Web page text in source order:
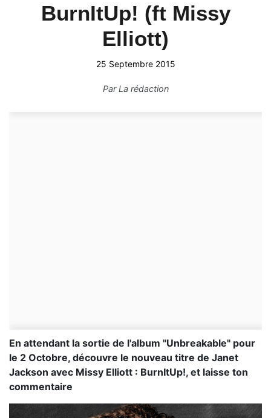
BurnItUp! (ft Missy
Elliott)
25 Septembre 2015
ParLa rédaction
En attendant la sortie de l'album "Unbreakable" pour
le 2 Octobre, découvre le nouveau titre de Janet
Jackson avec Missy Elliott : BurnItUp!, et laisse ton
commentaire